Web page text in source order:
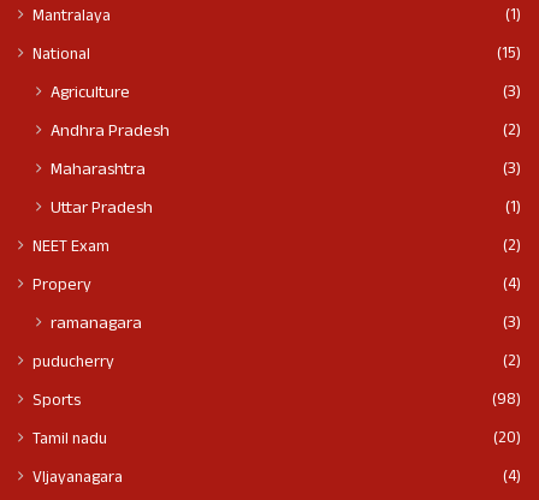
Mantralaya
(1)
National
(15)
Agriculture
(3)
Andhra Pradesh
(2)
Maharashtra
(3)
Uttar Pradesh
(1)
NEET Exam
(2)
Propery
(4)
ramanagara (3)
puducherry
(2)
Sports
(98)
Tamil nadu
(20)
VIjayanagara
(4)